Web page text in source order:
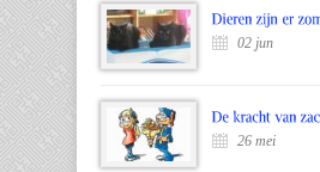
02 jun
26 mei